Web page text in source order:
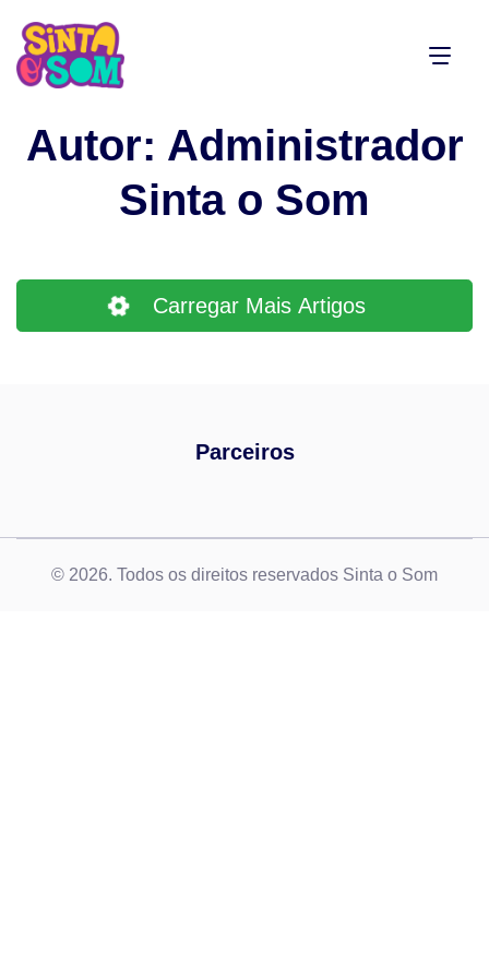
Autor: Administrador
Sinta o Som
Carregar Mais Artigos
Parceiros
© 2026. Todos os direitos reservados Sinta o Som